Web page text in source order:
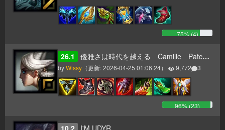
75% (4)
26.1 優雅さは時代を越える Camille Patch26.1～
byWissy （更新:2026-04-25 01:06:24） 9,772 3
96% (23)
10.2 I'M UDYR